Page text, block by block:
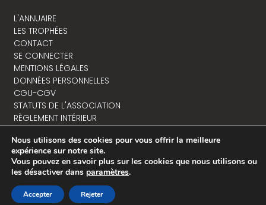
L'ANNUAIRE
LES TROPHÉES
CONTACT
SE CONNECTER
MENTIONS LÉGALES
DONNÉES PERSONNELLES
CGU-CGV
STATUTS DE L'ASSOCIATION
RÈGLEMENT INTÉRIEUR
NOUS CONTACTER
Nous utilisons des cookies pour vous offrir la meilleure
expérience sur notre site.
Vous pouvez en savoir plus sur les cookies que nous utilisons ou
les désactiver dans paramètres.
Accepter Rejeter